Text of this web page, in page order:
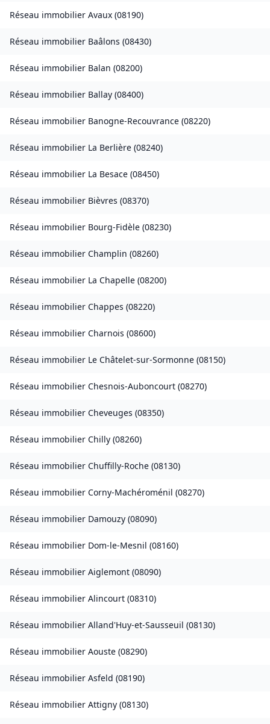
Réseau immobilier Avaux (08190)
Réseau immobilier Baâlons (08430)
Réseau immobilier Balan (08200)
Réseau immobilier Ballay (08400)
Réseau immobilier Banogne-Recouvrance (08220)
Réseau immobilier La Berlière (08240)
Réseau immobilier La Besace (08450)
Réseau immobilier Bièvres (08370)
Réseau immobilier Bourg-Fidèle (08230)
Réseau immobilier Champlin (08260)
Réseau immobilier La Chapelle (08200)
Réseau immobilier Chappes (08220)
Réseau immobilier Charnois (08600)
Réseau immobilier Le Châtelet-sur-Sormonne (08150)
Réseau immobilier Chesnois-Auboncourt (08270)
Réseau immobilier Cheveuges (08350)
Réseau immobilier Chilly (08260)
Réseau immobilier Chuffilly-Roche (08130)
Réseau immobilier Corny-Machéroménil (08270)
Réseau immobilier Damouzy (08090)
Réseau immobilier Dom-le-Mesnil (08160)
Réseau immobilier Aiglemont (08090)
Réseau immobilier Alincourt (08310)
Réseau immobilier Alland'Huy-et-Sausseuil (08130)
Réseau immobilier Aouste (08290)
Réseau immobilier Asfeld (08190)
Réseau immobilier Attigny (08130)